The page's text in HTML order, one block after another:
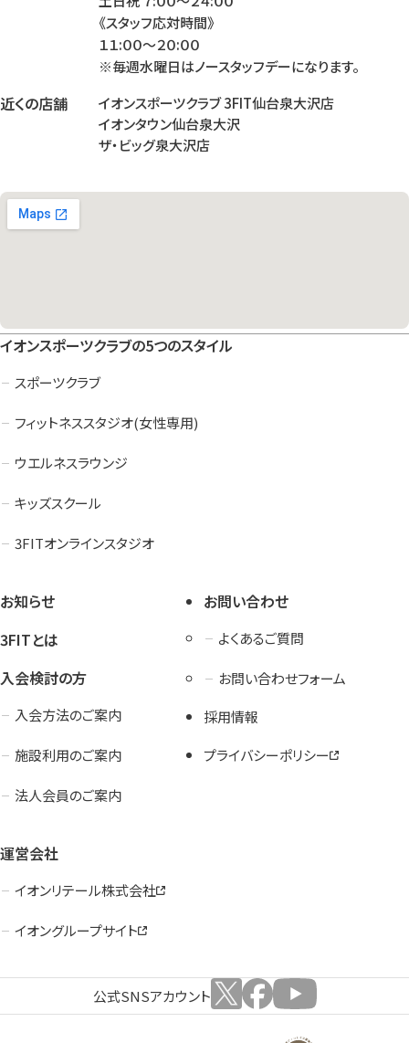
《スタッフ応対時間》
１１:００～２０:００
※毎週水曜日はノースタッフデーになります。
近くの店舗
イオンスポーツクラブ 3FIT仙台泉大沢店
イオンタウン仙台泉大沢
ザ・ビッグ泉大沢店
イオンスポーツクラブの5つのスタイル
スポーツクラブ
フィットネススタジオ(女性専用)
ウエルネスラウンジ
キッズスクール
3FITオンラインスタジオ
お知らせ
3FITとは
入会検討の方
入会方法のご案内
施設利用のご案内
法人会員のご案内
お問い合わせ
よくあるご質問
お問い合わせフォーム
採用情報
プライバシーポリシー
運営会社
イオンリテール株式会社
イオングループサイト
公式SNSアカウント